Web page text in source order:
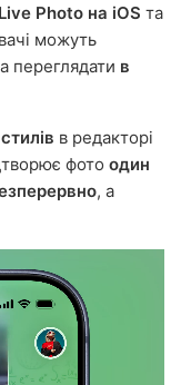
Photo на iOS та
можуть
переглядати в
в редакторі
фото один
, а